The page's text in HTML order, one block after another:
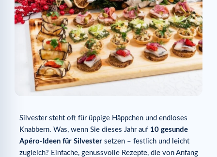
Silvester steht oft für üppige Häppchen und endloses
Knabbern. Was, wenn Sie dieses Jahr auf 10 gesunde
Apéro-Ideen für Silvester setzen – festlich und leicht
zugleich? Einfache, genussvolle Rezepte, die von Anfang